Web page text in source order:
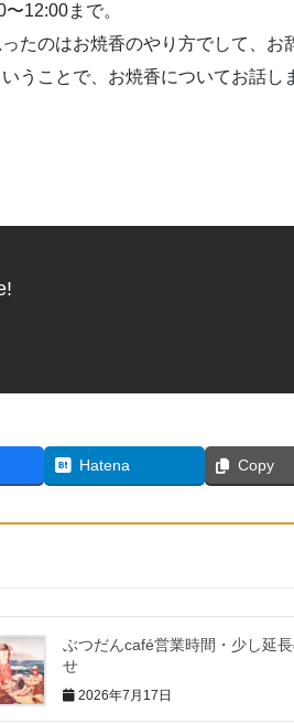
12:00まで。
たのはお焼香のやり方でして、お
うことで、お焼香についてお話し
Hatena Copy
ぶつだんcafé営業時間・少し延
せ
2026年7月17日